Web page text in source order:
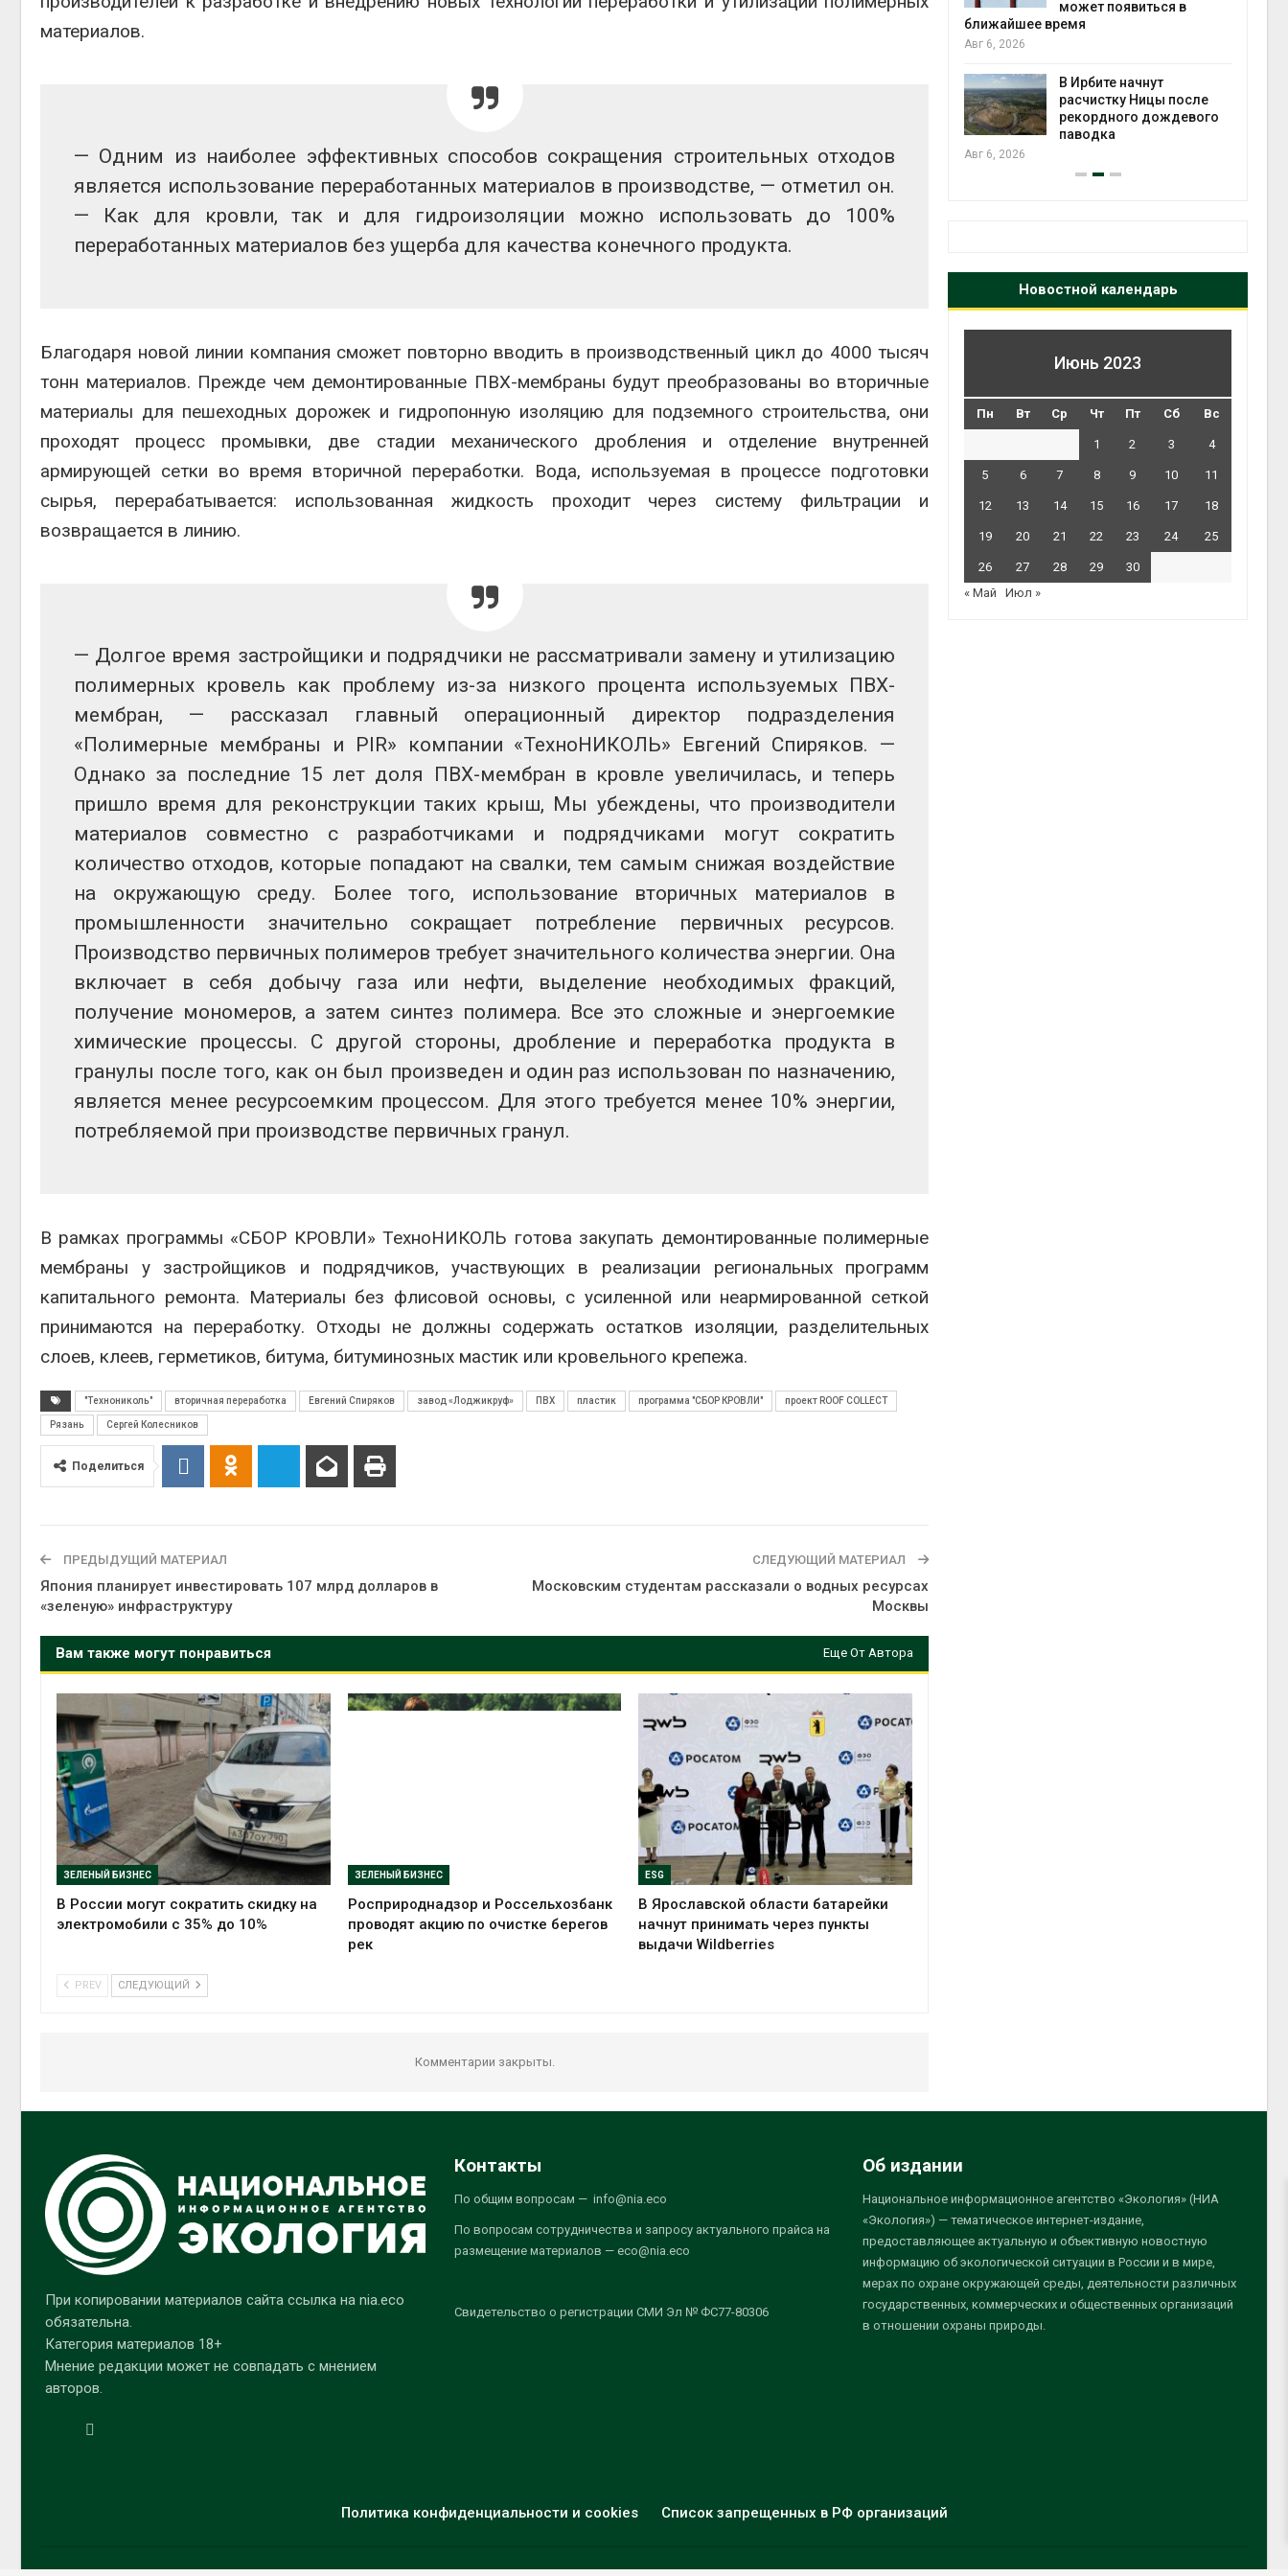
материалов.
— Одним из наиболее эффективных способов сокращения строительных отходов
является использование переработанных материалов в производстве, — отметил он.
— Как для кровли, так и для гидроизоляции можно использовать до 100%
переработанных материалов без ущерба для качества конечного продукта.
Благодаря новой линии компания сможет повторно вводить в производственный цикл до 4000 тысяч
тонн материалов. Прежде чем демонтированные ПВХ-мембраны будут преобразованы во вторичные
материалы для пешеходных дорожек и гидропонную изоляцию для подземного строительства, они
проходят процесс промывки, две стадии механического дробления и отделение внутренней
армирующей сетки во время вторичной переработки. Вода, используемая в процессе подготовки
сырья, перерабатывается: использованная жидкость проходит через систему фильтрации и
возвращается в линию.
— Долгое время застройщики и подрядчики не рассматривали замену и утилизацию
полимерных кровель как проблему из-за низкого процента используемых ПВХ-
мембран, — рассказал главный операционный директор подразделения
«Полимерные мембраны и PIR» компании «ТехноНИКОЛЬ» Евгений Спиряков. —
Однако за последние 15 лет доля ПВХ-мембран в кровле увеличилась, и теперь
пришло время для реконструкции таких крыш, Мы убеждены, что производители
материалов совместно с разработчиками и подрядчиками могут сократить
количество отходов, которые попадают на свалки, тем самым снижая воздействие
на окружающую среду. Более того, использование вторичных материалов в
промышленности значительно сокращает потребление первичных ресурсов.
Производство первичных полимеров требует значительного количества энергии. Она
включает в себя добычу газа или нефти, выделение необходимых фракций,
получение мономеров, а затем синтез полимера. Все это сложные и энергоемкие
химические процессы. С другой стороны, дробление и переработка продукта в
гранулы после того, как он был произведен и один раз использован по назначению,
является менее ресурсоемким процессом. Для этого требуется менее 10% энергии,
потребляемой при производстве первичных гранул.
В рамках программы «СБОР КРОВЛИ» ТехноНИКОЛЬ готова закупать демонтированные полимерные
мембраны у застройщиков и подрядчиков, участвующих в реализации региональных программ
капитального ремонта. Материалы без флисовой основы, с усиленной или неармированной сеткой
принимаются на переработку. Отходы не должны содержать остатков изоляции, разделительных
слоев, клеев, герметиков, битума, битуминозных мастик или кровельного крепежа.
"Технониколь" вторичная переработка Евгений Спиряков завод «Лоджикруф» ПВХ пластик программа "СБОР КРОВЛИ" проект ROOF COLLECT
Рязань Сергей Колесников
Поделиться
ПРЕДЫДУЩИЙ МАТЕРИАЛ
Япония планирует инвестировать 107 млрд долларов в
«зеленую» инфраструктуру
СЛЕДУЮЩИЙ МАТЕРИАЛ
Московским студентам рассказали о водных ресурсах
Москвы
Вам также могут понравиться Еще От Автора
ЗЕЛЕНЫЙ БИЗНЕС
В России могут сократить скидку на
электромобили с 35% до 10%
ЗЕЛЕНЫЙ БИЗНЕС
Росприроднадзор и Россельхозбанк
проводят акцию по очистке берегов
рек
ESG
В Ярославской области батарейки
начнут принимать через пункты
выдачи Wildberries
PREV СЛЕДУЮЩИЙ
Комментарии закрыты.
Авг 5, 2026
сентябре
биомассы из-за засух,
может появиться в
Авг 6, 2026
Авг 5, 2026
крокодилов для охраны
израильской тюрьмы
Авг 5, 2026
Новостной календарь
Июнь 2023
Пн Вт Ср Чт Пт Сб Вс
1 2 3 4
5 6 7 8 9 10 11
12 13 14 15 16 17 18
19 20 21 22 23 24 25
26 27 28 29
30
« Май
Июл »
При копировании материалов сайта ссылка на nia.eco
обязательна.
Категория материалов 18+
Мнение редакции может не совпадать с мнением
авторов.
Контакты
По общим вопросам — info@nia.eco
По вопросам сотрудничества и запросу актуального прайса на
размещение материалов — eco@nia.eco
Свидетельство о регистрации СМИ Эл № ФС77-80306
Об издании
Национальное информационное агентство «Экология» (НИА
«Экология») — тематическое интернет-издание,
предоставляющее актуальную и объективную новостную
информацию об экологической ситуации в России и в мире,
мерах по охране окружающей среды, деятельности различных
государственных, коммерческих и общественных организаций
в отношении охраны природы.
Политика конфиденциальности и cookies Список запрещенных в РФ организаций